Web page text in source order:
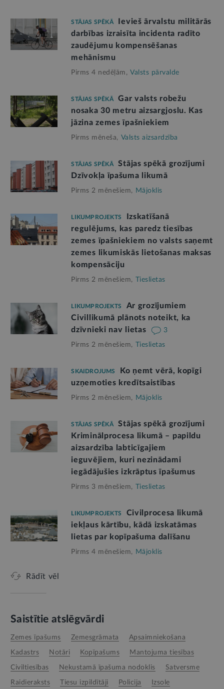
STĀJAS SPĒKĀ
Ievieš ārvalstu militārās
darbības izraisīta incidenta radīto
zaudējumu kompensēšanas
mehānismu
Pirms 4 nedēļām, Valsts pārvalde
STĀJAS SPĒKĀ
Gar valsts robežu
nosaka 30 metru aizsargjoslu. Kas
jāzina zemes īpašniekiem
Pirms mēneša, Valsts aizsardzība
STĀJAS SPĒKĀ
Stājas spēkā grozījumi
Dzīvokļa īpašuma likumā
Pirms 2 mēnešiem, Mājoklis
LIKUMPROJEKTS
Izskatīšanā
regulējums, kas paredz tiesības
zemes īpašniekiem no valsts saņemt
zemes likumiskās lietošanas maksas
kompensāciju
Pirms 2 mēnešiem, Tieslietas
LIKUMPROJEKTS
Ar grozījumiem
Civillikumā plānots noteikt, ka
dzīvnieki nav lietas
3
Pirms 2 mēnešiem, Tieslietas
SKAIDROJUMS
Ko ņemt vērā, kopīgi
uzņemoties kredītsaistības
Pirms 2 mēnešiem, Mājoklis
STĀJAS SPĒKĀ
Stājas spēkā grozījumi
Kriminālprocesa likumā – papildu
aizsardzība labticīgajiem
ieguvējiem, kuri nezinādami
iegādājušies izkrāptus īpašumus
Pirms 3 mēnešiem, Tieslietas
LIKUMPROJEKTS
Civilprocesa likumā
iekļaus kārtību, kādā izskatāmas
lietas par kopīpašuma dalīšanu
Pirms 4 mēnešiem, Mājoklis
Rādīt vēl
Saistītie atslēgvārdi
zemes īpašums zemesgrāmata apsaimniekošana
kadastrs notāri kopīpašums mantojuma tiesības
civiltiesības nekustamā īpašuma nodoklis Satversme
raidieraksts tiesu izpildītāji policija izsole